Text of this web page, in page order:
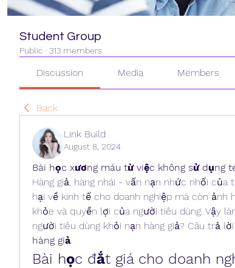
Student Group
Public · 313 members
Discussion Media Members
Back
Link Build
August 8, 2024
Bài học xương máu từ việc không sử dụng
Hàng giả, hàng nhái - vấn nạn nhức nhối
hại về kinh tế cho doanh nghiệp mà còn ảnh
khỏe và quyền lợi của người tiêu dùng. Vậy
người tiêu dùng khỏi nạn hàng giả? Câu trả
hàng giả.
Bài học đắt giá cho doanh